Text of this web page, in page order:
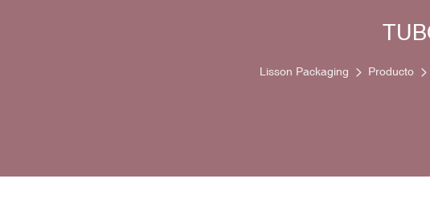
Lisson Packaging Producto